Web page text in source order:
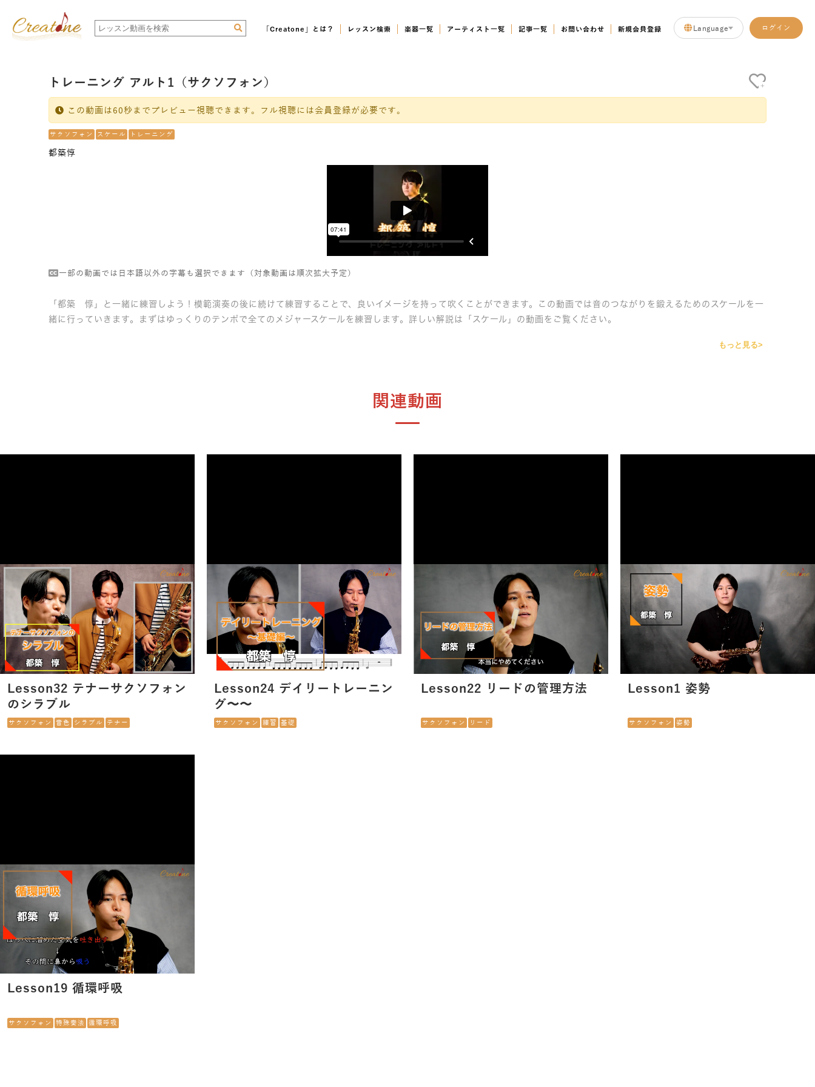
「Creatone」とは？ レッスン検索 楽器一覧 アーティスト一覧 記事一覧 お問い合わせ 新規会員登録 Language ログイン
トレーニング アルト1（サクソフォン）
この動画は60秒までプレビュー視聴できます。フル視聴には会員登録が必要です。
サクソフォン スケール トレーニング
都築惇
+
一部の動画では日本語以外の字幕も選択できます（対象動画は順次拡大予定）
「都築 惇」と一緒に練習しよう！模範演奏の後に続けて練習することで、良いイメージを持って吹くことができます。この動画では音のつながりを鍛えるためのスケールを一
緒に行っていきます。まずはゆっくりのテンポで全てのメジャースケールを練習します。詳しい解説は「スケール」の動画をご覧ください。
もっと見る>
関連動画
Lesson32 テナーサクソフォン
のシラブル
サクソフォン 音色 シラブル テナー
Lesson24 デイリートレーニン
グ〜〜
サクソフォン 練習 基礎
Lesson22 リードの管理方法
サクソフォン リード
Lesson1 姿勢
サクソフォン 姿勢
Lesson19 循環呼吸
サクソフォン 特殊奏法 循環呼吸